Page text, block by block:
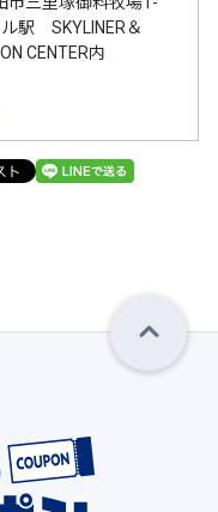
駅 SKYLINER＆
CENTER内